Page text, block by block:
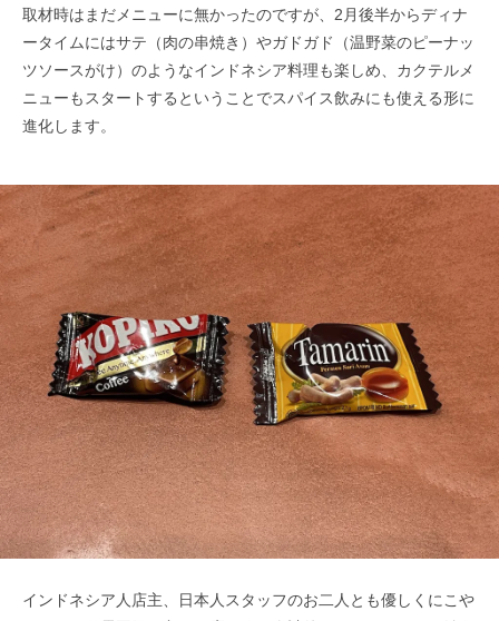
取材時はまだメニューに無かったのですが、2月後半からディナ
ータイムにはサテ（肉の串焼き）やガドガド（温野菜のピーナッ
ツソースがけ）のようなインドネシア料理も楽しめ、カクテルメ
ニューもスタートするということでスパイス飲みにも使える形に
進化します。
インドネシア人店主、日本人スタッフのお二人とも優しくにこや